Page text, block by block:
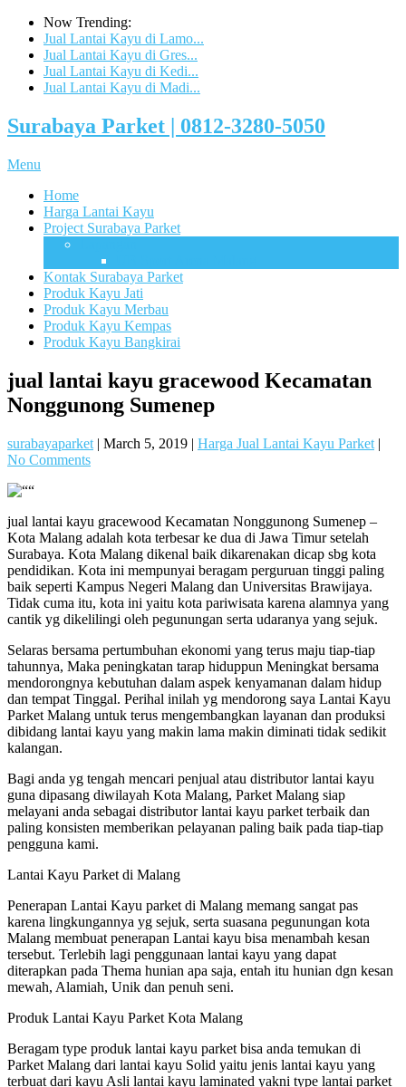
Now Trending:
Jual Lantai Kayu di Lamo...
Jual Lantai Kayu di Gres...
Jual Lantai Kayu di Kedi...
Jual Lantai Kayu di Madi...
Surabaya Parket | 0812-3280-5050
Menu
Home
Harga Lantai Kayu
Project Surabaya Parket
Kontak Surabaya Parket
Produk Kayu Jati
Produk Kayu Merbau
Produk Kayu Kempas
Produk Kayu Bangkirai
jual lantai kayu gracewood Kecamatan
Nonggunong Sumenep
surabayaparket | March 5, 2019 | Harga Jual Lantai Kayu Parket |
No Comments
jual lantai kayu gracewood Kecamatan Nonggunong Sumenep –
Kota Malang adalah kota terbesar ke dua di Jawa Timur setelah
Surabaya. Kota Malang dikenal baik dikarenakan dicap sbg kota
pendidikan. Kota ini mempunyai beragam perguruan tinggi paling
baik seperti Kampus Negeri Malang dan Universitas Brawijaya.
Tidak cuma itu, kota ini yaitu kota pariwisata karena alamnya yang
cantik yg dikelilingi oleh pegunungan serta udaranya yang sejuk.
Selaras bersama pertumbuhan ekonomi yang terus maju tiap-tiap
tahunnya, Maka peningkatan tarap hiduppun Meningkat bersama
mendorongnya kebutuhan dalam aspek kenyamanan dalam hidup
dan tempat Tinggal. Perihal inilah yg mendorong saya Lantai Kayu
Parket Malang untuk terus mengembangkan layanan dan produksi
dibidang lantai kayu yang makin lama makin diminati tidak sedikit
kalangan.
Bagi anda yg tengah mencari penjual atau distributor lantai kayu
guna dipasang diwilayah Kota Malang, Parket Malang siap
melayani anda sebagai distributor lantai kayu parket terbaik dan
paling konsisten memberikan pelayanan paling baik pada tiap-tiap
pengguna kami.
Lantai Kayu Parket di Malang
Penerapan Lantai Kayu parket di Malang memang sangat pas
karena lingkungannya yg sejuk, serta suasana pegunungan kota
Malang membuat penerapan Lantai kayu bisa menambah kesan
tersebut. Terlebih lagi penggunaan lantai kayu yang dapat
diterapkan pada Thema hunian apa saja, entah itu hunian dgn kesan
mewah, Alamiah, Unik dan penuh seni.
Produk Lantai Kayu Parket Kota Malang
Beragam type produk lantai kayu parket bisa anda temukan di
Parket Malang dari lantai kayu Solid yaitu jenis lantai kayu yang
terbuat dari kayu Asli lantai kayu laminated yakni type lantai parket